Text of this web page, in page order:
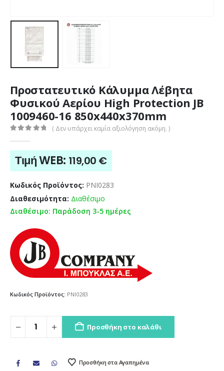
Προστατευτικό Κάλυμμα Λέβητα
Φυσικού Αερίου High Protection JB
1009460-16 850x440x370mm
( Δεν υπάρχει καμία αξιολόγηση ακόμη. )
Τιμή WEB: 119,00 €
Κωδικός Προϊόντος: PNI0283
Διαθεσιμότητα: Διαθέσιμο
Διαθέσιμο: Παράδοση 3-5 ημέρες
Κωδικός Προϊόντος: PNI0283
Προσθήκη στο καλάθι
Προσθήκη στα Αγαπημένα